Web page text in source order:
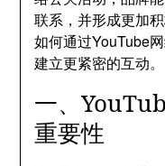
联系，并形成更加
如何通过YouTube
建立更紧密的互动。
一、
重要性